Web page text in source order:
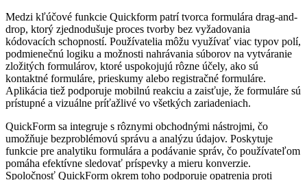
Medzi kľúčové funkcie Quickform patrí tvorca formulára drag-and-
drop, ktorý zjednodušuje proces tvorby bez vyžadovania
kódovacích schopností. Používatelia môžu využívať viac typov polí,
podmienečnú logiku a možnosti nahrávania súborov na vytváranie
zložitých formulárov, ktoré uspokojujú rôzne účely, ako sú
kontaktné formuláre, prieskumy alebo registračné formuláre.
Aplikácia tiež podporuje mobilnú reakciu a zaisťuje, že formuláre sú
prístupné a vizuálne príťažlivé vo všetkých zariadeniach.
QuickForm sa integruje s rôznymi obchodnými nástrojmi, čo
umožňuje bezproblémovú správu a analýzu údajov. Poskytuje
funkcie pre analytiku formulára a podávanie správ, čo používateľom
pomáha efektívne sledovať príspevky a mieru konverzie.
Spoločnosť QuickForm okrem toho podporuje opatrenia proti